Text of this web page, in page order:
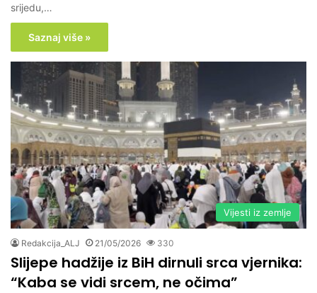
srijedu,…
Saznaj više »
Vijesti iz zemlje
Redakcija_ALJ 21/05/2026 330
Slijepe hadžije iz BiH dirnuli srca vjernika:
“Kaba se vidi srcem, ne očima”